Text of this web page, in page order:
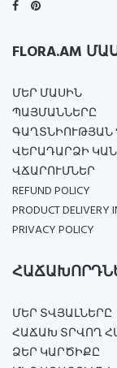
FLORA.AM
ՄԵՐ ՄԱՍԻՆ
ՊԱՅՄԱՆՆԵՐԸ
ԳԱՂՏՆԻՈՒԹՅԱՆ
ՎԵՐԱԴԱՐՁԻ
ՎՃԱՐՈՒՄՆԵՐ
REFUND POLICY
PRODUCT DELIVERY
PRIVACY POLICY
ՄԵՐ ՏՎՅԱԼՆԵՐԸ
ՀԱՃԱԽ ՏՐՎՈՂ
ՁԵՐ ԿԱՐԾԻՔԸ